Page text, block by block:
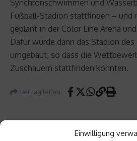
Einwilligung
Synchronschwimmen und
Fußball-Stadion stattfinden – und
geplant in der Color Line Arena
Dafür würde dann das Stadion
umgebaut, so dass die
Zuschauern stattfinden könnten.
Beitrag teilen